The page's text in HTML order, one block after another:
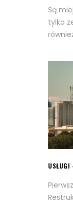
Są
tylko
USŁUGI